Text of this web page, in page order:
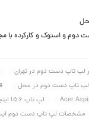
دوم و استوک و کارکرده با
لپ تاپ دست دوم در تهران
تاپ دست دوم در محل